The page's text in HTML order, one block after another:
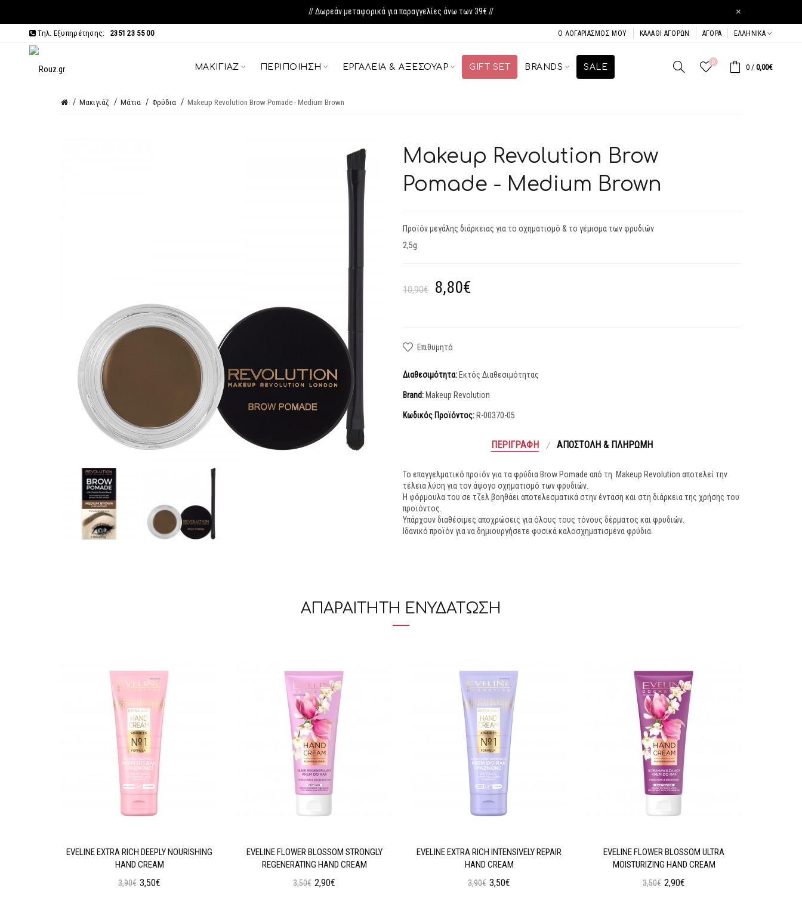
// Δωρεάν μεταφορικά για παραγγελίες άνω των 39€ // ×
Τηλ. Εξυπηρέτησης: 2351 23 55 00 Ο ΛΟΓΑΡΙΑΣΜΌΣ ΜΟΥ ΚΑΛΆΘΙ ΑΓΟΡΏΝ ΑΓΟΡΆ ΕΛΛΗΝΙΚΆ
ΜΑΚΙΓΙΆΖ ΠΕΡΙΠΟΊΗΣΗ ΕΡΓΑΛΕΊΑ & ΑΞΕΣΟΥΆΡ GIFT SET BRANDS SALE
0
0 / 0,00€
Μακιγιάζ Μάτια Φρύδια Makeup Revolution Brow Pomade - Medium Brown
Makeup Revolution Brow
Pomade - Medium Brown
Προϊόν μεγάλης διάρκειας για το σχηματισμό & το γέμισμα των φρυδιών
2,5g
10,90€ 8,80€
Επιθυμητό
Διαθεσιμότητα: Εκτός Διαθεσιμότητας
Brand: Makeup Revolution
Κωδικός Προϊόντος: R-00370-05
ΠΕΡΙΓΡΑΦΉ ΑΠΟΣΤΟΛΉ & ΠΛΗΡΩΜΉ
Το επαγγελματικό προϊόν για τα φρύδια Brow Pomade από τη Makeup Revolution αποτελεί την
τέλεια λύση για τον άψογο σχηματισμό των φρυδιών.
Η φόρμουλα του σε τζελ βοηθάει αποτελεσματικά στην ένταση και στη διάρκεια της χρήσης του
προϊόντος.
Υπάρχουν διαθέσιμες αποχρώσεις για όλους τους τόνους δέρματος και φρυδιών.
Ιδανικό προϊόν για να δημιουργήσετε φυσικά καλοσχηματισμένα φρύδια.
ΑΠΑΡΑΙΤΗΤΗ ΕΝΥΔΑΤΩΣΗ
EVELINE EXTRA RICH DEEPLY NOURISHING
HAND CREAM
3,90€ 3,50€
EVELINE FLOWER BLOSSOM STRONGLY
REGENERATING HAND CREAM
3,50€ 2,90€
EVELINE EXTRA RICH INTENSIVELY REPAIR
HAND CREAM
3,90€ 3,50€
EVELINE FLOWER BLOSSOM ULTRA
MOISTURIZING HAND CREAM
3,50€ 2,90€